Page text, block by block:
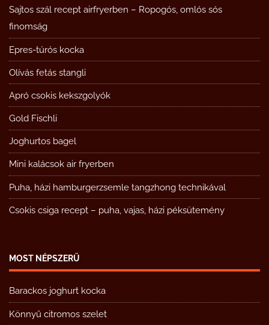
Sajtos szál recept airfryerben – Ropogós, omlós sós
finomság
Epres-túrós kocka
Olívás fetás stangli
Apró csokis kekszgolyók
Gold Fischli
Joghurtos bagel
Mini kalácsok air fryerben
Puha, házi hamburgerzsemle tangzhong technikával
Csokis csiga recept – puha, vajas, házi péksütemény
MOST NÉPSZERŰ
Barackos joghurt kocka
Könnyű citromos szelet